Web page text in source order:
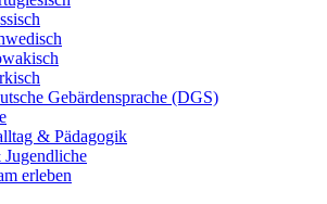
Gebärdensprache (DGS)
& Pädagogik
erleben